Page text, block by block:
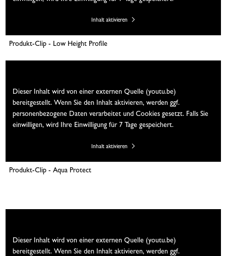
Inhalt aktivieren
Produkt-Clip - Low Height Profile
Dieser Inhalt wird von einer externen Quelle (youtu.be)
bereitgestellt. Wenn Sie den Inhalt aktivieren, werden ggf.
personenbezogene Daten verarbeitet und Cookies gesetzt. Falls Sie
einwilligen, wird Ihre Einwilligung für 7 Tage gespeichert.
Inhalt aktivieren
Produkt-Clip - Aqua Protect
Dieser Inhalt wird von einer externen Quelle (youtu.be)
bereitgestellt. Wenn Sie den Inhalt aktivieren, werden ggf.